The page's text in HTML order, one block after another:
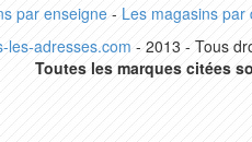
par enseigne- Les magasins par
les-adresses.com - 2013 - Tous
Toutes les marques citées